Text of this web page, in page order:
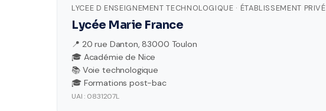
LYCEE D ENSEIGNEMENT TECHNOLOGIQUE · ÉTABLISSEMENT PRIVÉ
Lycée Marie France
📍 20 rue Danton, 83000 Toulon
🎓 Académie de Nice
📚 Voie technologique
🎓 Formations post-bac
UAI : 0831207L